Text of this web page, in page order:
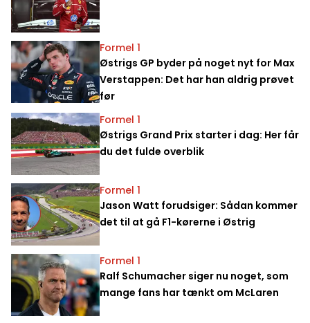
Formel 1
Østrigs GP byder på noget nyt for Max
Verstappen: Det har han aldrig prøvet
før
Formel 1
Østrigs Grand Prix starter i dag: Her får
du det fulde overblik
Formel 1
Jason Watt forudsiger: Sådan kommer
det til at gå F1-kørerne i Østrig
Formel 1
Ralf Schumacher siger nu noget, som
mange fans har tænkt om McLaren